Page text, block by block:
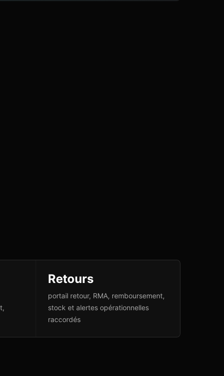
Retours
portail retour, RMA, remboursement,
stock et alertes opérationnelles
raccordés